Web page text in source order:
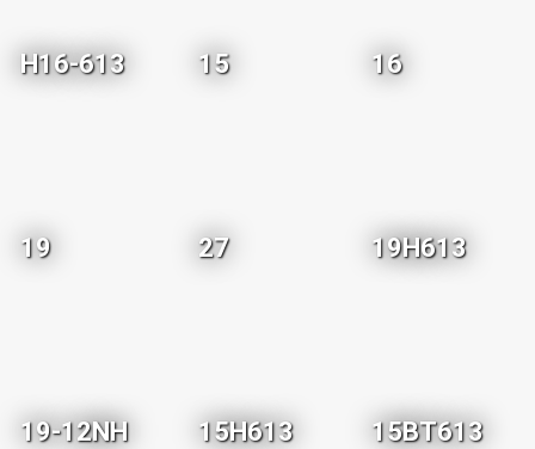
H16-613 15 16
19 27 19H613
19-12NH 15H613 15BT613